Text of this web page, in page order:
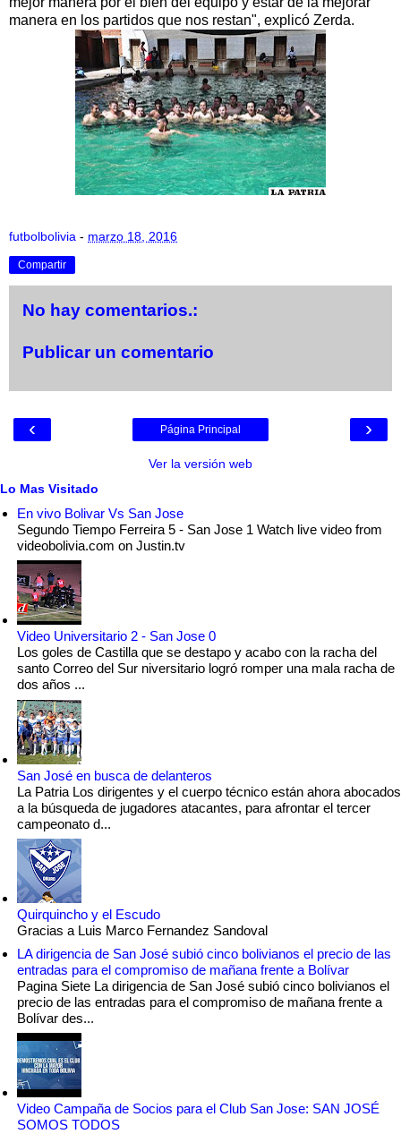
manera en los partidos que nos restan", explicó Zerda.
futbolbolivia - marzo 18, 2016
Compartir
No hay comentarios.:
Publicar un comentario
‹ ›
Página Principal
Ver la versión web
Lo Mas Visitado
En vivo Bolivar Vs San Jose
Segundo Tiempo Ferreira 5 - San Jose 1 Watch live video from
videobolivia.com on Justin.tv
Video Universitario 2 - San Jose 0
Los goles de Castilla que se destapo y acabo con la racha del
santo Correo del Sur niversitario logró romper una mala racha de
dos años ...
San José en busca de delanteros
La Patria Los dirigentes y el cuerpo técnico están ahora abocados
a la búsqueda de jugadores atacantes, para afrontar el tercer
campeonato d...
Quirquincho y el Escudo
Gracias a Luis Marco Fernandez Sandoval
LA dirigencia de San José subió cinco bolivianos el precio de las
entradas para el compromiso de mañana frente a Bolívar
Pagina Siete La dirigencia de San José subió cinco bolivianos el
precio de las entradas para el compromiso de mañana frente a
Bolívar des...
Video Campaña de Socios para el Club San Jose: SAN JOSÉ
SOMOS TODOS